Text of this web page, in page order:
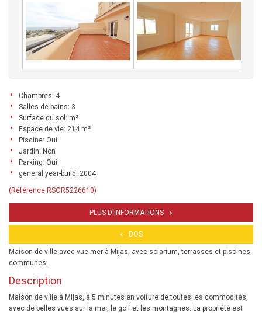
Chambres: 4
Salles de bains: 3
Surface du sol: m²
Espace de vie: 214 m²
Piscine: Oui
Jardin: Non
Parking: Oui
general.year-build: 2004
(Référence RSOR5226610)
PLUS D'INFORMATIONS
DOS
Maison de ville avec vue mer à Mijas, avec solarium, terrasses et piscines
communes.
Description
Maison de ville à Mijas, à 5 minutes en voiture de toutes les commodités,
avec de belles vues sur la mer, le golf et les montagnes. La propriété est